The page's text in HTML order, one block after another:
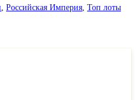
Российская Империя Топ лоты